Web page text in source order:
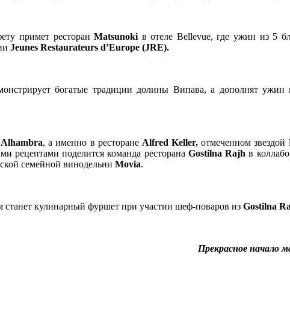
примет ресторанMatsunoki в отеле Bellevue, где ужин из 5
Jeunes Restaurateurs d’Europe (JRE).
богатые традиции долины Випава, а дополнят ужин
Alhambra, а именно в ресторане Alfred Keller, отмеченном звездой
рецептами поделится команда ресторана Gostilna Rajh в
семейной винодельни Movia.
кулинарный фуршет при участии шеф-поваров из Gostilna
Прекрасное начало